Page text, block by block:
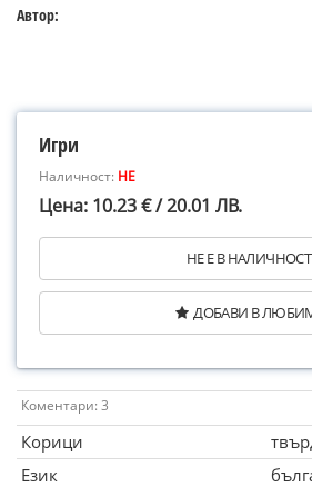
Автор:
Игри
Наличност: НЕ
Цена: 10.23 € / 20.01 ЛВ.
НЕ Е В НАЛИЧНОСТ
ДОБАВИ В
Коментари: 3
Корици
Език